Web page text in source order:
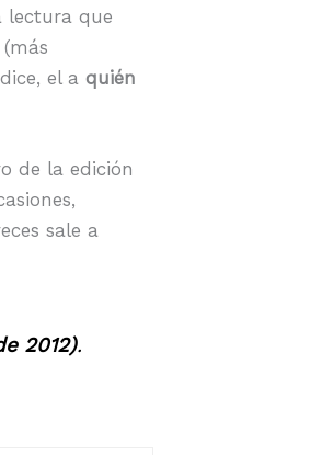
lectura que
el a quién
de la edición
sale a
2012).